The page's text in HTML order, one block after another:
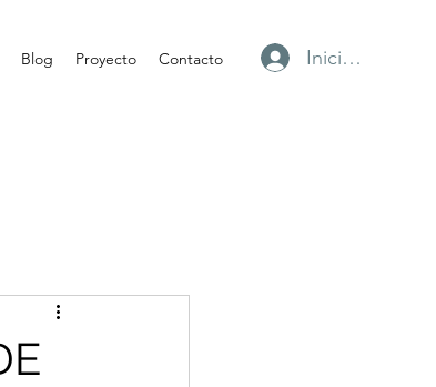
Blog Proyecto Contacto Iniciar sesión